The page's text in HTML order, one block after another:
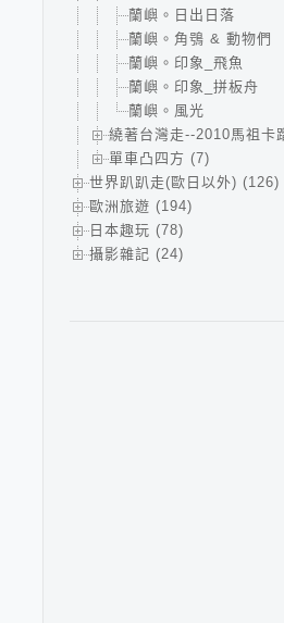
蘭嶼。日出日落
蘭嶼。角鴞 & 動物們
蘭嶼。印象_飛魚
蘭嶼。印象_拼板舟
蘭嶼。風光
繞著台灣走--2010馬祖卡
單車凸四方 (7)
世界趴趴走(歐日以外) (126)
歐洲旅遊 (194)
日本趣玩 (78)
攝影雜記 (24)